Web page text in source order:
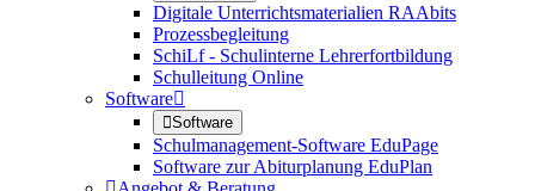
Digitale Unterrichtsmaterialien RAAbits
Prozessbegleitung
SchiLf - Schulinterne Lehrerfortbildung
Schulleitung Online
Software
Software
Schulmanagement-Software EduPage
Software zur Abiturplanung EduPlan